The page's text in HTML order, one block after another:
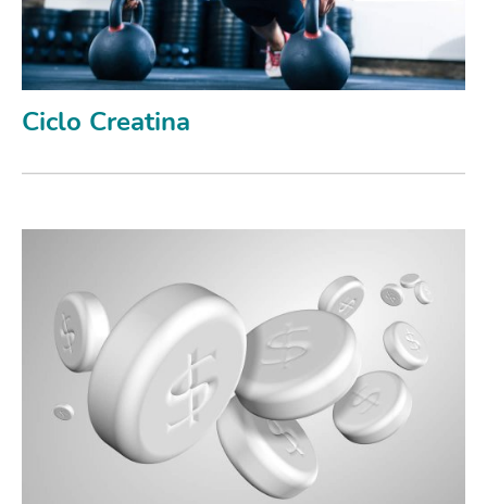
Ciclo Creatina